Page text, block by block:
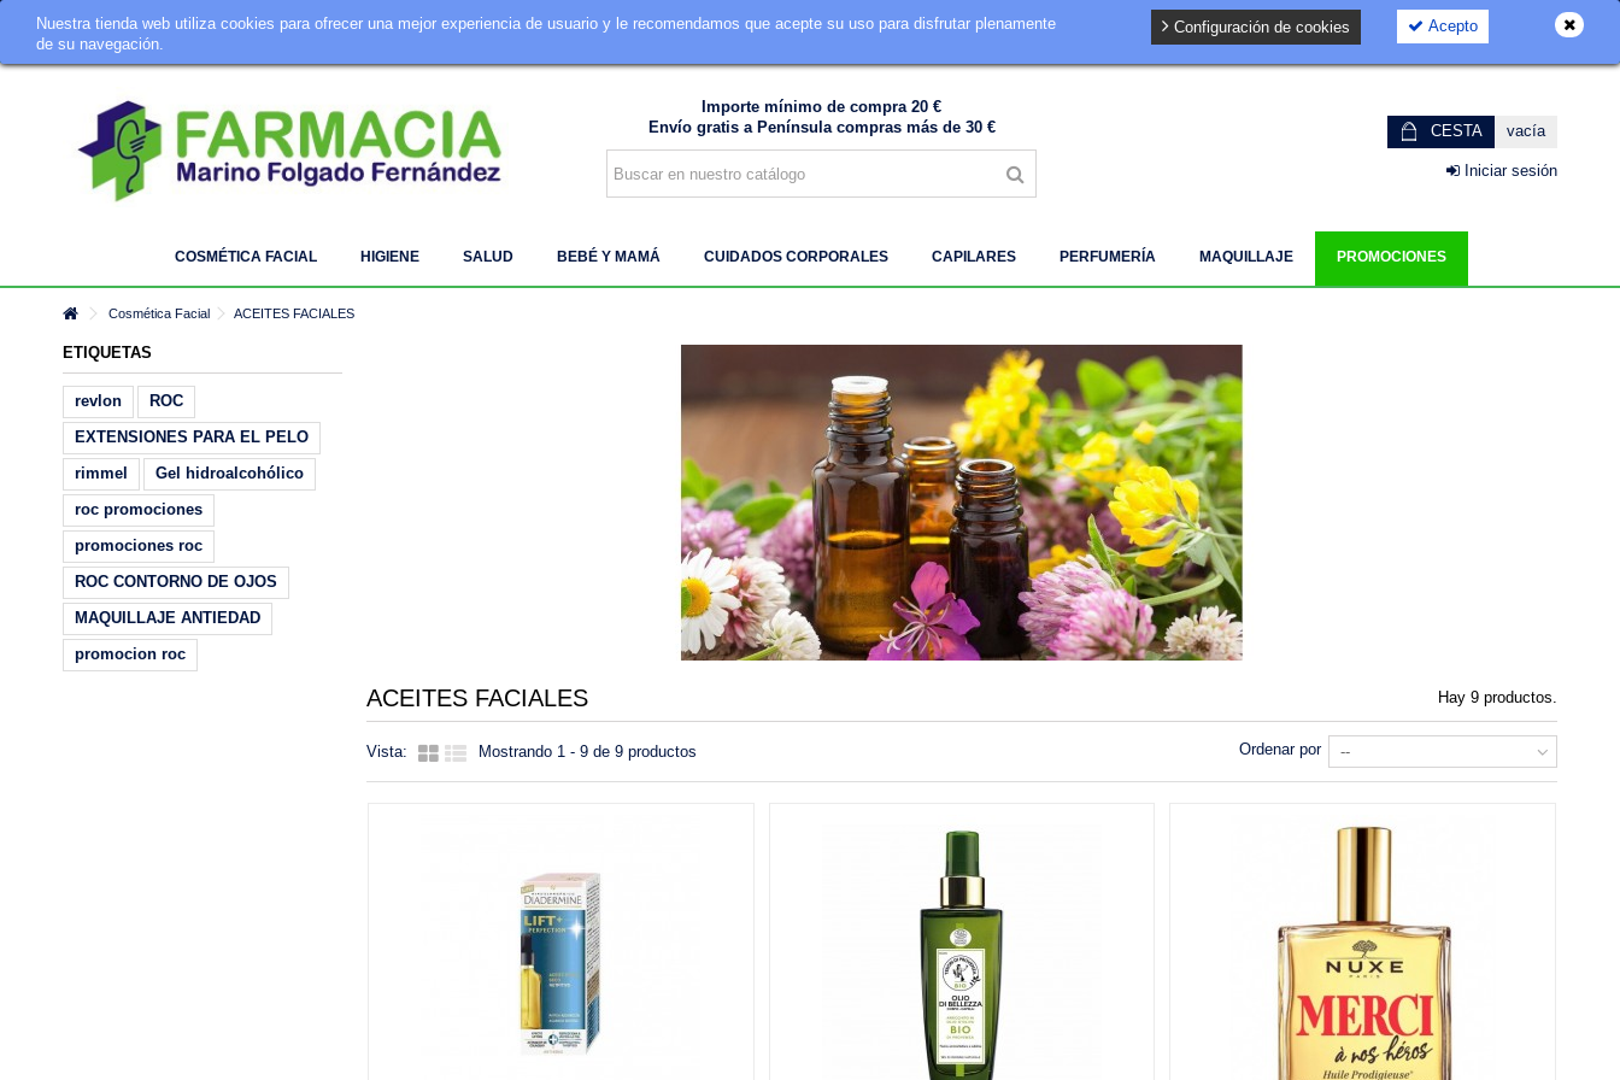
Nuestra tienda web utiliza cookies para ofrecer una mejor experiencia de usuario y le recomendamos que acepte su uso para disfrutar plenamente
de su navegación.
Acepto
Configuración de cookies
Tu Farmacia Online · Telf. 924 342 642 · info@farmaciamarino.es 605 849 828 GDPR
Importe mínimo de compra 20 €
Envío gratis a Península compras más de 30 €
CESTA vacía
Iniciar sesión
COSMÉTICA FACIAL HIGIENE SALUD BEBÉ Y MAMÁ CUIDADOS CORPORALES CAPILARES PERFUMERÍA MAQUILLAJE PROMOCIONES
Cosmética Facial ACEITES FACIALES
ACEITES FACIALES Hay 9 productos.
Vista: Mostrando 1 - 9 de 9 productos Ordenar por --
ETIQUETAS
revlon
ROC
EXTENSIONES PARA EL PELO
rimmel
Gel hidroalcohólico
roc promociones
promociones roc
ROC CONTORNO DE OJOS
MAQUILLAJE ANTIEDAD
promocion roc